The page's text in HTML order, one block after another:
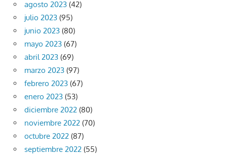
agosto 2023 (42)
julio 2023 (95)
junio 2023 (80)
mayo 2023 (67)
abril 2023 (69)
marzo 2023 (97)
febrero 2023 (67)
enero 2023 (53)
diciembre 2022 (80)
noviembre 2022 (70)
octubre 2022 (87)
septiembre 2022 (55)